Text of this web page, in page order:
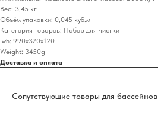
Вес: 3,45 кг
Объём упаковки: 0,045 куб.м
Категория товаров: Набор для чистки
lwh: 990x320x120
Weight: 3450g
Доставка и оплата
Сопутствующие товары для бассейнов